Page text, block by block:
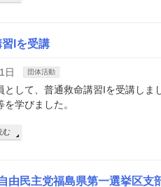
Iを受講
日 団体活動
として、普通救命講習Iを受講しま
を学びました。
む
由民主党福島県第一選挙区支